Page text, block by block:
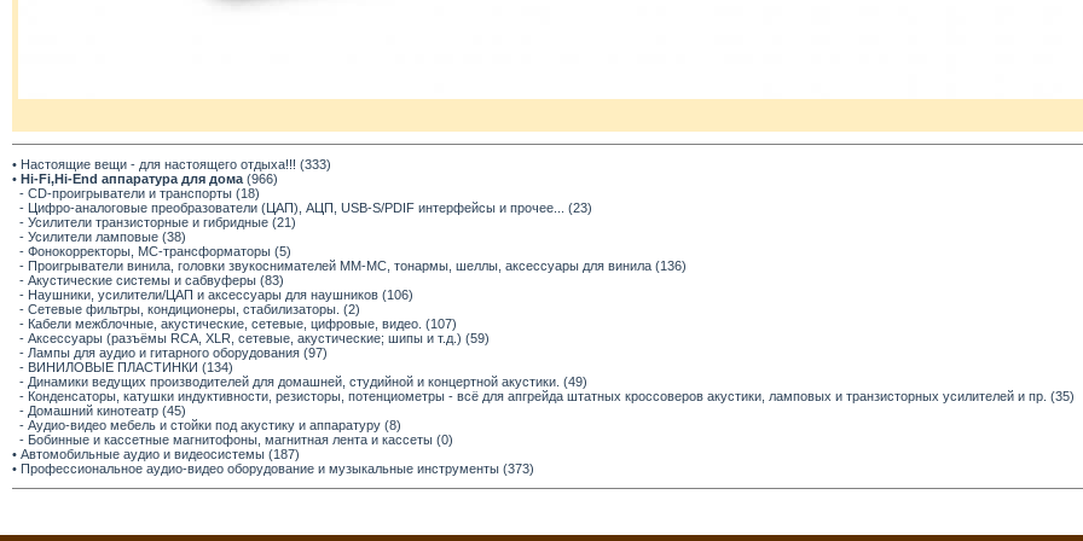
• Настоящие вещи - для настоящего отдыха!!! (333)
• Hi-Fi,Hi-End аппаратура для дома (966)
- CD-проигрыватели и транспорты (18)
- Цифро-аналоговые преобразователи (ЦАП), АЦП, USB-S/PDIF интерфейсы и прочее... (23)
- Усилители транзисторные и гибридные (21)
- Усилители ламповые (38)
- Фонокорректоры, МС-трансформаторы (5)
- Проигрыватели винила, головки звукоснимателей ММ-МС, тонармы, шеллы, аксессуары для винила (136)
- Акустические системы и сабвуферы (83)
- Наушники, усилители/ЦАП и аксессуары для наушников (106)
- Сетевые фильтры, кондиционеры, стабилизаторы. (2)
- Кабели межблочные, акустические, сетевые, цифровые, видео. (107)
- Аксессуары (разъёмы RCA, XLR, сетевые, акустические; шипы и т.д.) (59)
- Лампы для аудио и гитарного оборудования (97)
- ВИНИЛОВЫЕ ПЛАСТИНКИ (134)
- Динамики ведущих производителей для домашней, студийной и концертной акустики. (49)
- Конденсаторы, катушки индуктивности, резисторы, потенциометры - всё для апгрейда штатных кроссоверов акустики, ламповых и транзисторных усилителей и пр. (35)
- Домашний кинотеатр (45)
- Аудио-видео мебель и стойки под акустику и аппаратуру (8)
- Бобинные и кассетные магнитофоны, магнитная лента и кассеты (0)
• Автомобильные аудио и видеосистемы (187)
• Профессиональное аудио-видео оборудование и музыкальные инструменты (373)